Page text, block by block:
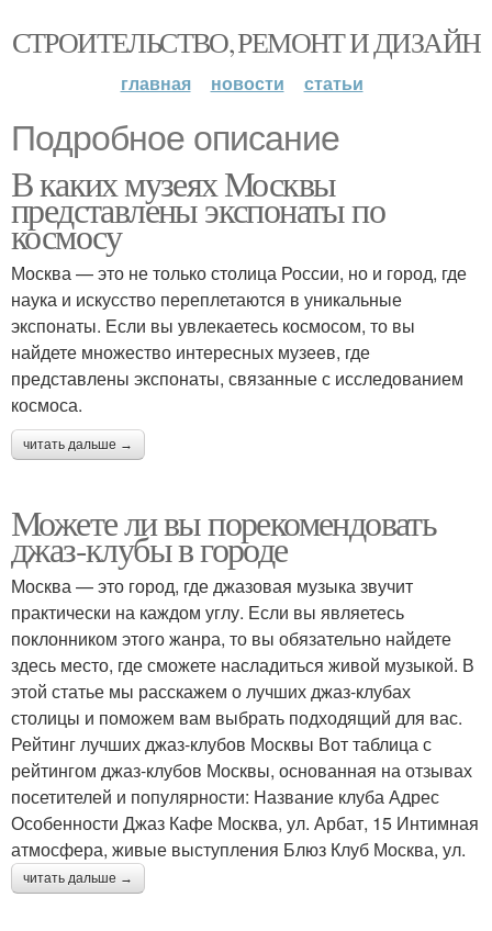
СТРОИТЕЛЬСТВО, РЕМОНТ И ДИЗАЙН
главная новости статьи
Подробное описание
В каких музеях Москвы
представлены экспонаты по
космосу
Москва — это не только столица России, но и город, где
наука и искусство переплетаются в уникальные
экспонаты. Если вы увлекаетесь космосом, то вы
найдете множество интересных музеев, где
представлены экспонаты, связанные с исследованием
космоса.
читать дальше →
Можете ли вы порекомендовать
джаз-клубы в городе
Москва — это город, где джазовая музыка звучит
практически на каждом углу. Если вы являетесь
поклонником этого жанра, то вы обязательно найдете
здесь место, где сможете насладиться живой музыкой. В
этой статье мы расскажем о лучших джаз-клубах
столицы и поможем вам выбрать подходящий для вас.
Рейтинг лучших джаз-клубов Москвы Вот таблица с
рейтингом джаз-клубов Москвы, основанная на отзывах
посетителей и популярности: Название клуба Адрес
Особенности Джаз Кафе Москва, ул. Арбат, 15 Интимная
атмосфера, живые выступления Блюз Клуб Москва, ул.
читать дальше →